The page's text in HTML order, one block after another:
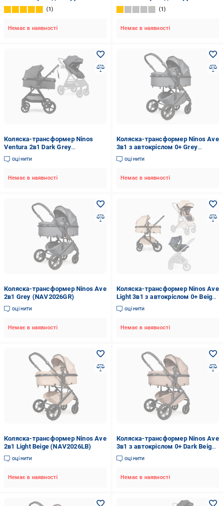
Light Grey/Graphite (NM2025LB)
1
Немає в наявності
Black/Graphite (NM2025BB)
1
Немає в наявності
Коляска-трансформер Ninos
Ventura 2в1 Dark Grey
(33692565)
оцінити
Немає в наявності
Коляска-трансформер Ninos Ave
3в1 з автокріслом 0+ Grey
(NAV3V12026GR)
оцінити
Немає в наявності
Коляска-трансформер Ninos Ave
2в1 Grey (NAV2026GR)
оцінити
Немає в наявності
Коляска-трансформер Ninos Ave
Light 3в1 з автокріслом 0+ Beige
(NAV3V12026LB)
оцінити
Немає в наявності
Коляска-трансформер Ninos Ave
2в1 Light Beige (NAV2026LB)
оцінити
Немає в наявності
Коляска-трансформер Ninos Ave
3в1 з автокріслом 0+ Dark Beige
(NAV3V12026DB)
оцінити
Немає в наявності